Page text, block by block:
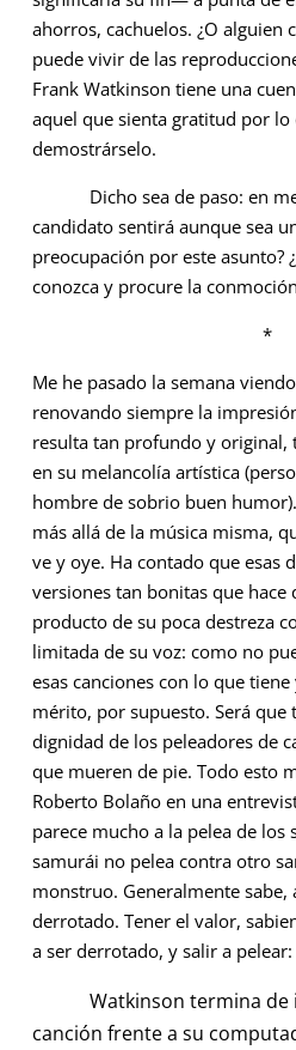
ahorros, cachuelos. ¿O alguien
puede vivir de las
Frank Watkinson tiene una
aquel que sienta gratitud por lo
demostrárselo.
Dicho sea de paso: en
candidato sentirá aunque sea
preocupación por este asunto?
conozca y procure la
*
Me he pasado la semana
renovando siempre la
resulta tan profundo y original,
en su melancolía artística
hombre de sobrio buen
más allá de la música misma,
ve y oye. Ha contado que esas
versiones tan bonitas que hace
producto de su poca destreza
limitada de su voz: como no
esas canciones con lo que
mérito, por supuesto. Será que
dignidad de los peleadores de
que mueren de pie. Todo esto
Roberto Bolaño en una
parece mucho a la pelea de los
samurái no pelea contra otro
monstruo. Generalmente sabe,
derrotado. Tener el valor,
a ser derrotado, y salir a
Watkinson termina de
canción frente a su